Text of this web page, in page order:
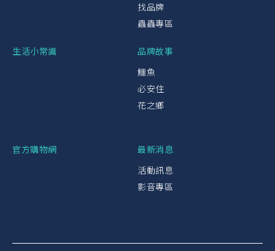
找品牌
蟲蟲專區
生活小常識
品牌故事
鱷魚
必安住
花之鄉
官方購物網
最新消息
活動訊息
影音專區